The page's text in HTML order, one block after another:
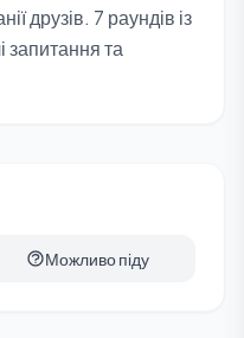
друзів. 7 раундів із
запитання та
Можливо піду